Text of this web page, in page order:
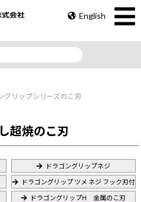
English
グリップシリーズのこ刃
超焼のこ刃
ドラゴングリップネジ
ドラゴングリップ ツメ ネジ フック刃付
ドラゴングリップH 金属のこ刃